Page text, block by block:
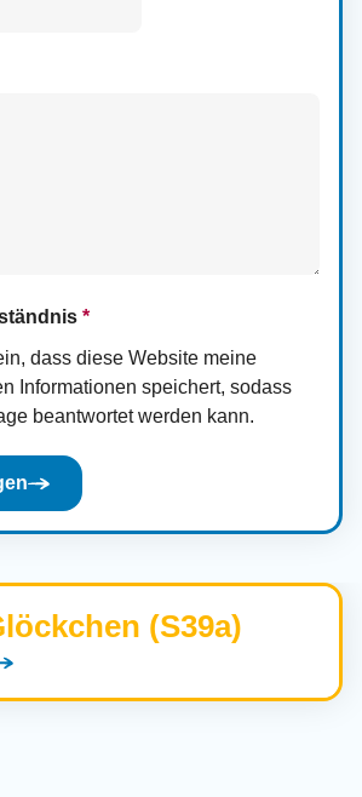
*
dass diese Website meine
Informationen speichert, sodass
beantwortet werden kann.
(S39a)